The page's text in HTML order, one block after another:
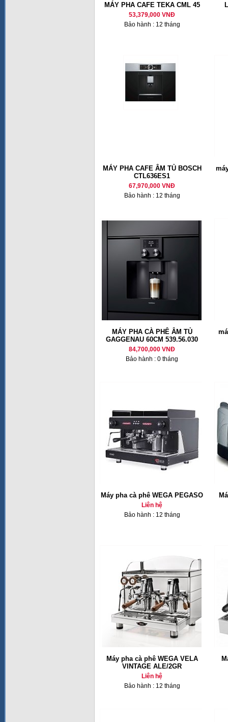
MÁY PHA CAFE TEKA CML 45
53,379,000 VNĐ
Bảo hành : 12 tháng
MÁY PHA CAFE ÂM TỦ BOSCH
CTL636ES1
67,970,000 VNĐ
Bảo hành : 12 tháng
MÁY PHA CÀ PHÊ ÂM TỦ
GAGGENAU 60CM 539.56.030
84,700,000 VNĐ
Bảo hành : 0 tháng
Máy pha cà phê WEGA PEGASO
Liên hệ
Bảo hành : 12 tháng
Máy pha cà phê WEGA VELA
VINTAGE ALE/2GR
Liên hệ
Bảo hành : 12 tháng